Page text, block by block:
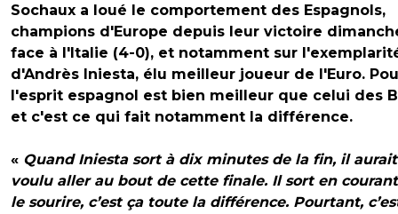
Sochaux a loué le comportement des Espagnols,
champions d'Europe depuis leur victoire
face à l'Italie (4-0), et notamment sur
d'Andrès Iniesta, élu meilleur joueur de l'Euro.
l'esprit espagnol est bien meilleur que celui des
et c'est ce qui fait notamment la différence.
« Quand Iniesta sort à dix minutes de la fin, il aurait
voulu aller au bout de cette finale. Il sort en
le sourire, c’est ça toute la différence. Pourtant,